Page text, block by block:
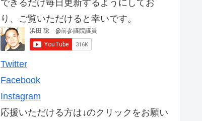
できるだけ毎日更新するようにしてお
り、ご覧いただけると幸いです。
Twitter
Facebook
Instagram
応援いただける方は↓のクリックをお願い